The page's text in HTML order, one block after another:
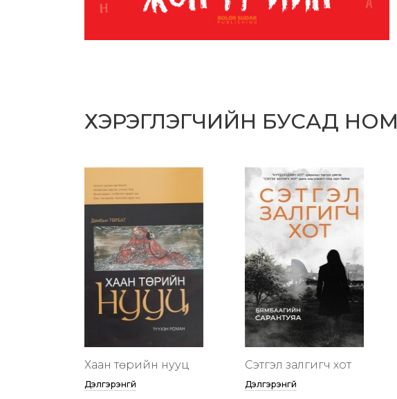
ХЭРЭГЛЭГЧИЙН БУСАД НОМ
Хаан төрийн нууц
Дэлгэрэнгүй
Сэтгэл залгигч хот
Дэлгэрэнгүй